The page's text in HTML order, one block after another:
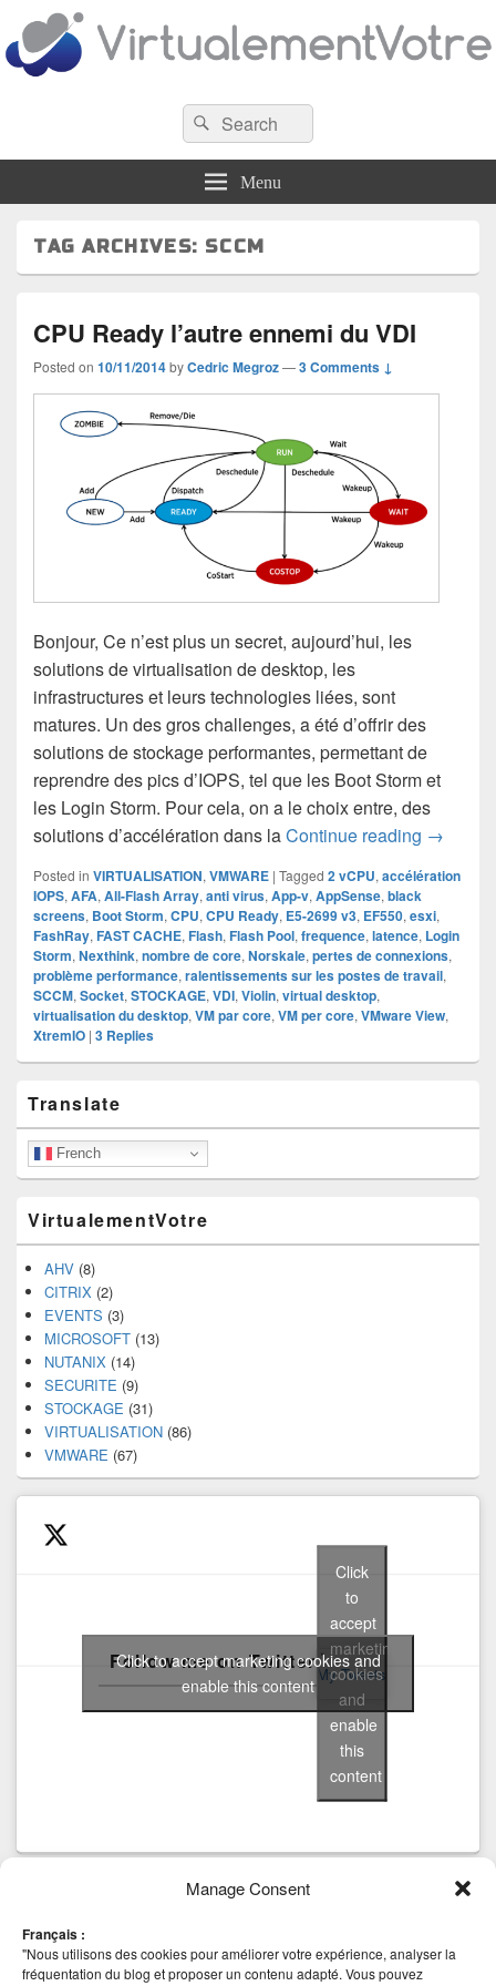
Manage Consent
Français :
"Nous utilisons des cookies pour améliorer votre expérience, analyser la
fréquentation du blog et proposer un contenu adapté. Vous pouvez
VirtualementVotre
Blog francophone sur la virtualisation
Search
for:
Search
Menu
TAG ARCHIVES: SCCM
CPU Ready l’autre ennemi du VDI
Posted on 10/11/2014byCedric Megroz—3 Comments ↓
Bonjour, Ce n’est plus un secret, aujourd’hui, les
solutions de virtualisation de desktop, les
infrastructures et leurs technologies liées, sont
matures. Un des gros challenges, a été d’offrir des
solutions de stockage performantes, permettant de
reprendre des pics d’IOPS, tel que les Boot Storm et
les Login Storm. Pour cela, on a le choix entre, des
solutions d’accélération dans laContinue reading CPU
→
Posted in VIRTUALISATION, VMWARE | Tagged 2 vCPU, accélération
IOPS, AFA, All-Flash Array, anti virus, App-v, AppSense, black
screens, Boot Storm, CPU, CPU Ready, E5-2699 v3, EF550, esxi,
FashRay, FAST CACHE, Flash, Flash Pool, frequence, latence, Login
Storm, Nexthink, nombre de core, Norskale, pertes de connexions,
problème performance, ralentissements sur les postes de travail,
SCCM, Socket, STOCKAGE, VDI, Violin, virtual desktop,
virtualisation du desktop, VM par core, VM per core, VMware View,
XtremIO | 3 Replies
Sidebar
Widget
Area
Translate
French
VirtualementVotre
AHV (8)
CITRIX (2)
EVENTS (3)
MICROSOFT (13)
NUTANIX (14)
SECURITE (9)
STOCKAGE (31)
VIRTUALISATION (86)
VMWARE (67)
Follow me on TwitterMy Tweets
Click
to
accept
marketing
cookies
and
enable
this
content
Click to accept marketing cookies and
enable this content
AHVanti virus
Edition Deep Security 8 esxi HA Hyper-vinstallation